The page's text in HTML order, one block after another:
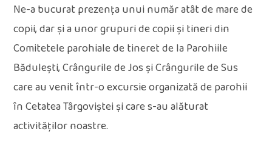
Ne-a bucurat prezența unui număr atât de mare de
copii, dar și a unor grupuri de copii și tineri din
Comitetele parohiale de tineret de la Parohiile
Bădulești, Crângurile de Jos și Crângurile de Sus
care au venit într-o excursie organizată de parohii
în Cetatea Târgoviștei și care s-au alăturat
activităților noastre.